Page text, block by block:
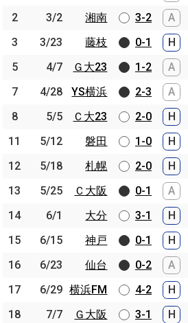
2
3/2 湘南 3-2 A
3
3/23 藤枝 0-1 H
5
4/7 Ｇ大23 1-2 A
7
4/28 YS横浜 2-3 A
8
5/5 Ｃ大23 2-0 H
11
5/12 磐田 1-0 H
12
5/18 札幌 2-0 H
13
5/25 Ｃ大阪 0-1 A
14
6/1 大分 3-1 H
15
6/15 神戸 0-1 H
16
6/23 仙台 0-2 A
17
6/29 横浜FM 4-2 H
18
7/7 Ｇ大阪 3-1 H
2
3/2
湘南
3
3/23
藤枝
5
4/7
Ｇ大23
7
4/28
YS横浜
8
5/5
Ｃ大23
11
5/12
磐田
12
5/18
札幌
13
5/25
Ｃ大阪
14
6/1
大分
15
6/15
神戸
16
6/23
仙台
17
6/29 横浜FM
18
7/7
Ｇ大阪